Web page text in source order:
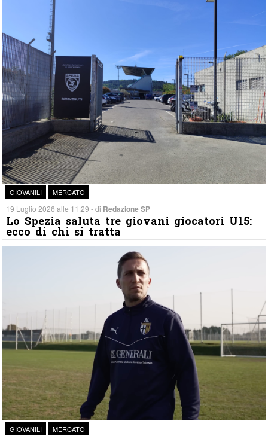
GIOVANILI MERCATO
19 Luglio 2026 alle 11:29 - di Redazione SP
Lo Spezia saluta tre giovani giocatori U15:
ecco di chi si tratta
GIOVANILI MERCATO